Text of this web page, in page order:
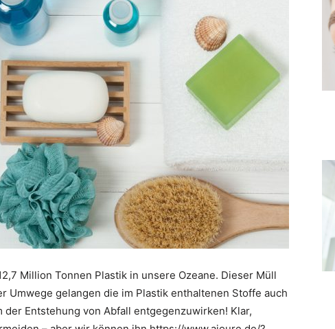
Million Tonnen Plastik in unsere Ozeane. Dieser Müll
Umwege gelangen die im Plastik enthaltenen Stoffe auch
Entstehung von Abfall entgegenzuwirken! Klar,